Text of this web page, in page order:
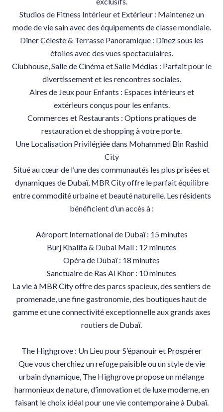
Studios de Fitness Intérieur et Extérieur : Maintenez un
mode de vie sain avec des équipements de classe mondiale.
Dîner Céleste & Terrasse Panoramique : Dînez sous les
étoiles avec des vues spectaculaires.
Clubhouse, Salle de Cinéma et Salle Médias : Parfait pour le
divertissement et les rencontres sociales.
Aires de Jeux pour Enfants : Espaces intérieurs et
extérieurs conçus pour les enfants.
Commerces et Restaurants : Options pratiques de
restauration et de shopping à votre porte.
Une Localisation Privilégiée dans Mohammed Bin Rashid
City
Situé au cœur de l’une des communautés les plus prisées et
dynamiques de Dubaï, MBR City offre le parfait équilibre
entre commodité urbaine et beauté naturelle. Les résidents
bénéficient d’un accès à :
Aéroport International de Dubaï : 15 minutes
Burj Khalifa & Dubai Mall : 12 minutes
Opéra de Dubaï : 18 minutes
Sanctuaire de Ras Al Khor : 10 minutes
La vie à MBR City offre des parcs spacieux, des sentiers de
promenade, une fine gastronomie, des boutiques haut de
gamme et une connectivité exceptionnelle aux grands axes
routiers de Dubaï.
The Highgrove : Un Lieu pour S’épanouir et Prospérer
Que vous cherchiez un refuge paisible ou un style de vie
urbain dynamique, The Highgrove propose un mélange
harmonieux de nature, d’innovation et de luxe moderne, en
faisant le choix idéal pour une vie contemporaine à Dubaï.